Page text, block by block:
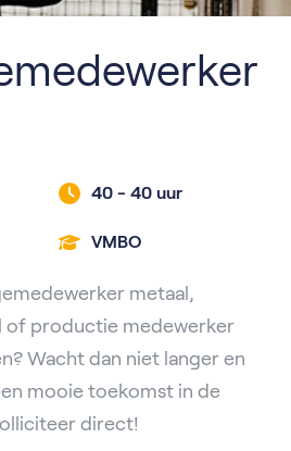
40 - 40 uur
VMBO
metaal,
of productie medewerker
Wacht dan niet langer en
mooie toekomst in de
direct!